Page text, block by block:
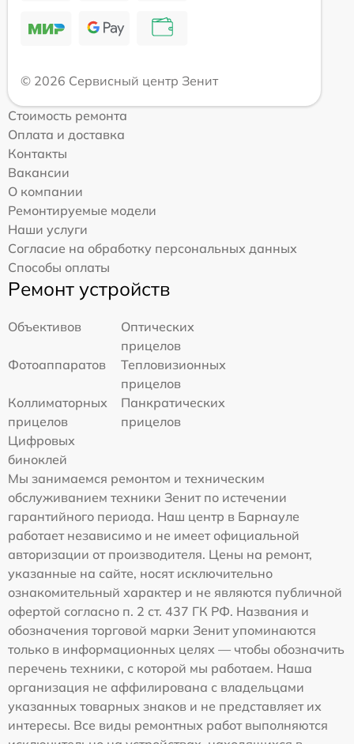
© 2026 Сервисный центр Зенит
Стоимость ремонта
Оплата и доставка
Контакты
Вакансии
О компании
Ремонтируемые модели
Наши услуги
Согласие на обработку персональных данных
Способы оплаты
Ремонт устройств
Объективов
Оптических
прицелов
Фотоаппаратов
Тепловизионных
прицелов
Коллиматорных
прицелов
Панкратических
прицелов
Цифровых
биноклей
Мы занимаемся ремонтом и техническим
обслуживанием техники Зенит по истечении
гарантийного периода. Наш центр в Барнауле
работает независимо и не имеет официальной
авторизации от производителя. Цены на ремонт,
указанные на сайте, носят исключительно
ознакомительный характер и не являются публичной
офертой согласно п. 2 ст. 437 ГК РФ. Названия и
обозначения торговой марки Зенит упоминаются
только в информационных целях — чтобы обозначить
перечень техники, с которой мы работаем. Наша
организация не аффилирована с владельцами
указанных товарных знаков и не представляет их
интересы. Все виды ремонтных работ выполняются